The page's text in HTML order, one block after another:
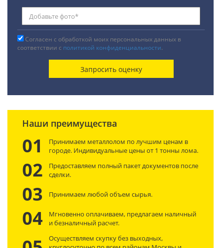
Согласен с обработкой моих персональных данных в
соответствии с политикой конфиденциальности.
Наши преимущества
01
Принимаем металлолом по лучшим ценам в
городе. Индивидуальные цены от 1 тонны лома.
02
Предоставляем полный пакет документов после
сделки.
03 Принимаем любой объем сырья.
04
Мгновенно оплачиваем, предлагаем наличный
и безналичный расчет.
Осуществляем скупку без выходных,